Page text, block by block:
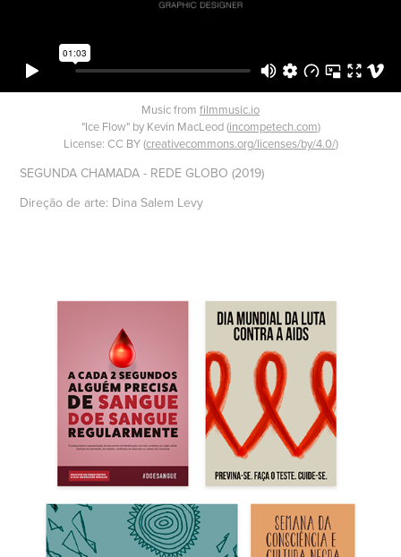
Music from filmmusic.io
"Ice Flow" by Kevin MacLeod (incompetech.com)
License: CC BY (creativecommons.org/licenses/by/4.0/)
SEGUNDA CHAMADA - REDE GLOBO (2019)
Direção de arte: Dina Salem Levy